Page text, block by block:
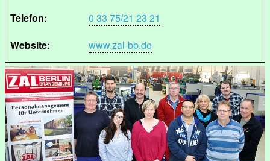
Telefon:
0 33 75/21 23 21
Website:
www.zal-bb.de